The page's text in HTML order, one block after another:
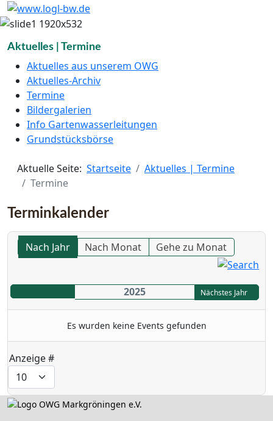
Aktuelles | Termine
Aktuelles aus unserem OWG
Aktuelles-Archiv
Termine
Bildergalerien
Info Gartenwasserleitungen
Grundstücksbörse
Aktuelle Seite: Startseite
Aktuelles | Termine
Termine
Terminkalender
Nach Jahr Nach Monat Gehe zu Monat
2025 Nächstes Jahr
Es wurden keine Events gefunden
Anzeige #